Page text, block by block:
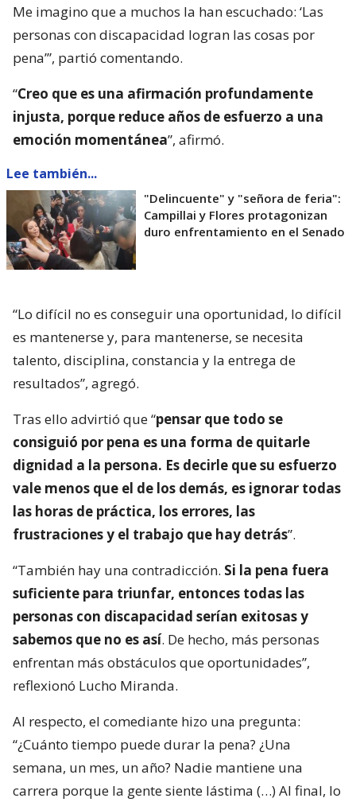
Me imagino que a muchos la han escuchado: ‘Las
personas con discapacidad logran las cosas por
pena’”, partió comentando.
“Creo que es una afirmación profundamente
injusta, porque reduce años de esfuerzo a una
emoción momentánea”, afirmó.
Lee también...
"Delincuente" y "señora de feria":
Campillai y Flores protagonizan
duro enfrentamiento en el Senado
“Lo difícil no es conseguir una oportunidad, lo difícil
es mantenerse y, para mantenerse, se necesita
talento, disciplina, constancia y la entrega de
resultados”, agregó.
Tras ello advirtió que “pensar que todo se
consiguió por pena es una forma de quitarle
dignidad a la persona. Es decirle que su esfuerzo
vale menos que el de los demás, es ignorar todas
las horas de práctica, los errores, las
frustraciones y el trabajo que hay detrás”.
“También hay una contradicción. Si la pena fuera
suficiente para triunfar, entonces todas las
personas con discapacidad serían exitosas y
sabemos que no es así. De hecho, más personas
enfrentan más obstáculos que oportunidades”,
reflexionó Lucho Miranda.
Al respecto, el comediante hizo una pregunta:
“¿Cuánto tiempo puede durar la pena? ¿Una
semana, un mes, un año? Nadie mantiene una
carrera porque la gente siente lástima (…) Al final, lo